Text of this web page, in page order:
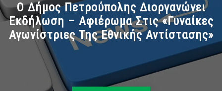
Ο Δήμος Πετρούπολης Διοργανώνει
Εκδήλωση – Αφιέρωμα Στις «Γυναίκες
Αγωνίστριες Της Εθνικής Αντίστασης»